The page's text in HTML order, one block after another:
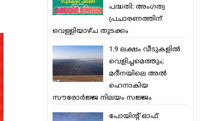
പദ്ധതി: അംഗത്വ
പ്രചാരണത്തിന്
വെള്ളിയാഴ്ച തുടക്കം
1.9 ലക്ഷം വീടുകളില്‍
വെളിച്ചമെത്തും;
മദീനയിലെ അല്‍
ഹെനാകിയ
സൗരോര്‍ജ്ജ നിലയം സജ്ജം
പോയിന്റ് ഓഫ്